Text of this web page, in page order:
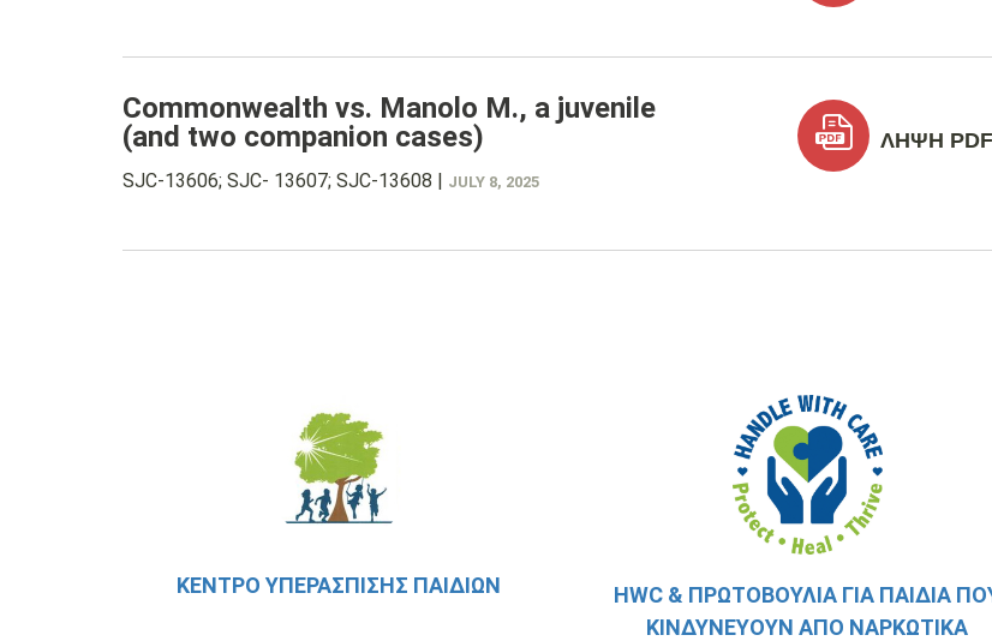
Commonwealth vs. Manolo M., a juvenile
(and two companion cases)
SJC-13606; SJC- 13607; SJC-13608 | JULY 8, 2025
ΛΉΨΗ PDF
ΚΈΝΤΡΟ ΥΠΕΡΆΣΠΙΣΗΣ ΠΑΙΔΙΏΝ
HWC & ΠΡΩΤΟΒΟΥΛΊΑ ΓΙΑ ΠΑΙΔΙΆ
ΚΙΝΔΥΝΕΎΟΥΝ ΑΠΌ ΝΑΡΚΩΤΙΚΆ